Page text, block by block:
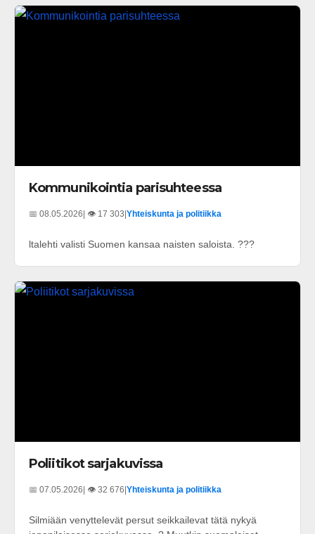
Kommunikointia parisuhteessa
📅 08.05.2026 | 👁️ 17 303 Yhteiskunta ja politiikka
ltalehti valisti Suomen kansaa naisten saloista. ???
Poliitikot sarjakuvissa
📅 07.05.2026 | 👁️ 32 676 Yhteiskunta ja politiikka
Silmiään venyttelevät persut seikkailevat tätä nykyä